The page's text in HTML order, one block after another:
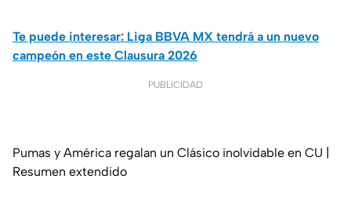
Te puede interesar: Liga BBVA MX tendrá a un nuevo
campeón en este Clausura 2026
PUBLICIDAD
Pumas y América regalan un Clásico inolvidable en CU |
Resumen extendido